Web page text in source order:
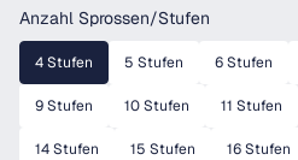
Anzahl Sprossen/Stufen
4 Stufen 5 Stufen 6 Stufen
9 Stufen 10 Stufen 11 Stufen
14 Stufen 15 Stufen 16 Stufen